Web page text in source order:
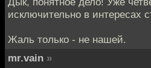
исключительно в интересах
Жаль только - не нашей.
mr.vain »